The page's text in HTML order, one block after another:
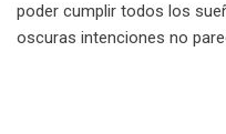
poder cumplir todos los
oscuras intenciones no